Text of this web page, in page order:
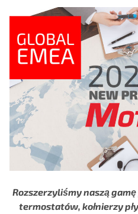
Rozszerzyliśmy naszą
termostatów, kołnierzy